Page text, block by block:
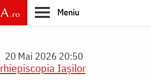
Meniu
20 Mai 2026 20:50
Iaşilor